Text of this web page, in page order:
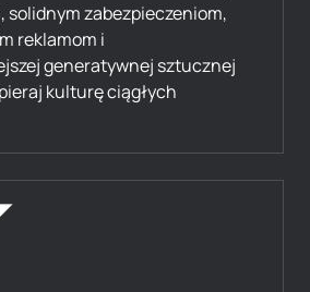
solidnym zabezpieczeniom,
reklamom i
generatywnej sztucznej
kulturę ciągłych